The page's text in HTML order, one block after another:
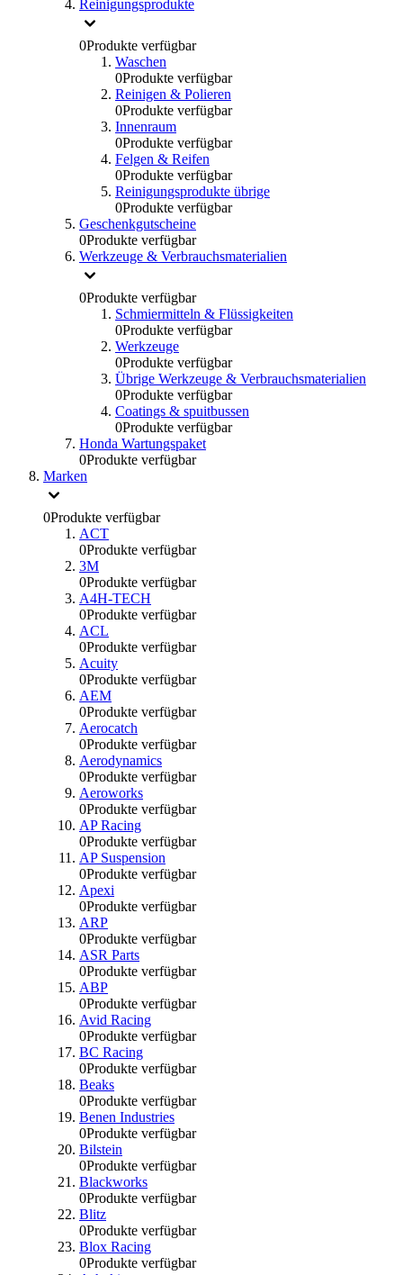
Reinigungsprodukte
0Produkte verfügbar
Waschen
0Produkte verfügbar
Reinigen & Polieren
0Produkte verfügbar
Innenraum
0Produkte verfügbar
Felgen & Reifen
0Produkte verfügbar
Reinigungsprodukte übrige
0Produkte verfügbar
Geschenkgutscheine
0Produkte verfügbar
Werkzeuge & Verbrauchsmaterialien
0Produkte verfügbar
Schmiermitteln & Flüssigkeiten
0Produkte verfügbar
Werkzeuge
0Produkte verfügbar
Übrige Werkzeuge & Verbrauchsmaterialien
0Produkte verfügbar
Coatings & spuitbussen
0Produkte verfügbar
Honda Wartungspaket
0Produkte verfügbar
Marken
0Produkte verfügbar
ACT
0Produkte verfügbar
3M
0Produkte verfügbar
A4H-TECH
0Produkte verfügbar
ACL
0Produkte verfügbar
Acuity
0Produkte verfügbar
AEM
0Produkte verfügbar
Aerocatch
0Produkte verfügbar
Aerodynamics
0Produkte verfügbar
Aeroworks
0Produkte verfügbar
AP Racing
0Produkte verfügbar
AP Suspension
0Produkte verfügbar
Apexi
0Produkte verfügbar
ARP
0Produkte verfügbar
ASR Parts
0Produkte verfügbar
ABP
0Produkte verfügbar
Avid Racing
0Produkte verfügbar
BC Racing
0Produkte verfügbar
Beaks
0Produkte verfügbar
Benen Industries
0Produkte verfügbar
Bilstein
0Produkte verfügbar
Blackworks
0Produkte verfügbar
Blitz
0Produkte verfügbar
Blox Racing
0Produkte verfügbar